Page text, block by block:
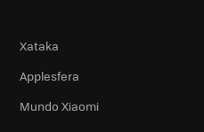
Xataka
Applesfera
Mundo Xiaomi